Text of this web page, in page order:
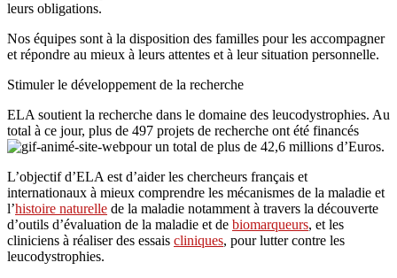
leurs obligations.
Nos équipes sont à la disposition des familles pour les accompagner
et répondre au mieux à leurs attentes et à leur situation personnelle.
Stimuler le développement de la recherche
ELA soutient la recherche dans le domaine des leucodystrophies. Au
total à ce jour, plus de 497 projets de recherche ont été financés
pour un total de plus de 42,6 millions d’Euros.
L’objectif d’ELA est d’aider les chercheurs français et
internationaux à mieux comprendre les mécanismes de la maladie et
l’histoire naturelle de la maladie notamment à travers la découverte
d’outils d’évaluation de la maladie et de biomarqueurs, et les
cliniciens à réaliser des essais cliniques, pour lutter contre les
leucodystrophies.